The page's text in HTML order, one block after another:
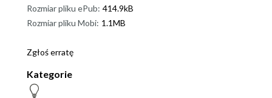
Rozmiar pliku ePub: 414.9kB
Rozmiar pliku Mobi: 1.1MB
Zgłoś erratę
Kategorie